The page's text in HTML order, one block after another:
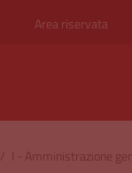
Area riservata
/ I - Amministrazione